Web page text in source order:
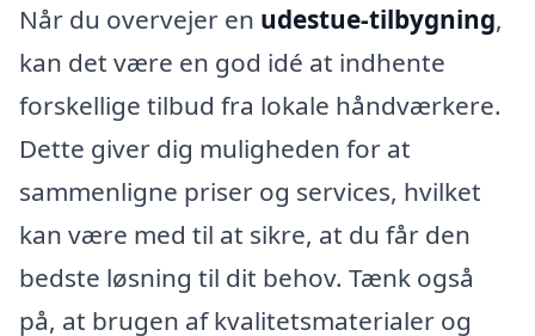
Når du overvejer en udestue-tilbygning,
kan det være en god idé at indhente
forskellige tilbud fra lokale håndværkere.
Dette giver dig muligheden for at
sammenligne priser og services, hvilket
kan være med til at sikre, at du får den
bedste løsning til dit behov. Tænk også
på, at brugen af kvalitetsmaterialer og